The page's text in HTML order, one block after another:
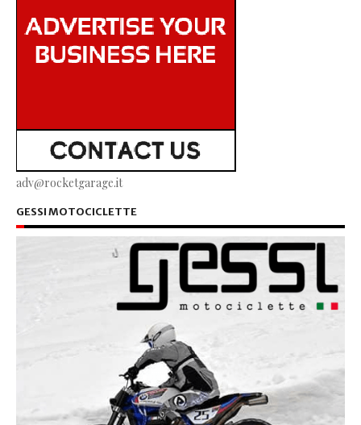
adv@rocketgarage.it
GESSI MOTOCICLETTE